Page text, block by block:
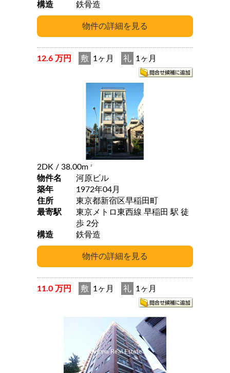
構造
鉄骨造
12.6 万円 敷 1ヶ月 礼 1ヶ月
2DK / 38.00m 2
物件名
河原ビル
築年
1972年04月
住所
東京都新宿区早稲田町
最寄駅
東京メトロ東西線 早稲田 駅 徒
歩 2分
構造
鉄骨造
11.0 万円 敷 1ヶ月 礼 1ヶ月